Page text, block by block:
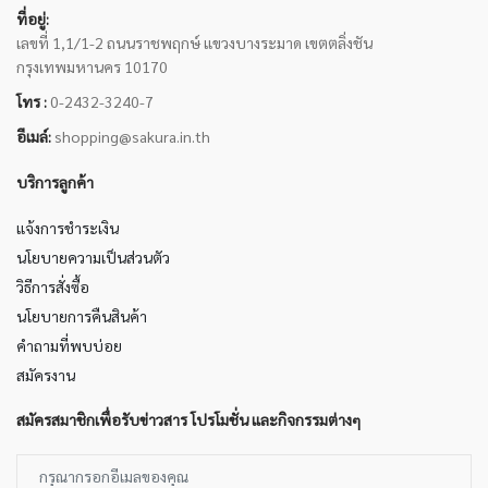
ที่อยู่:
เลขที่ 1,1/1-2 ถนนราชพฤกษ์ แขวงบางระมาด เขตตลิ่งชัน
กรุงเทพมหานคร 10170
โทร : 0-2432-3240-7
อีเมล์: shopping@sakura.in.th
บริการลูกค้า
แจ้งการชำระเงิน
นโยบายความเป็นส่วนตัว
วิธีการสั่งซื้อ
นโยบายการคืนสินค้า
คำถามที่พบบ่อย
สมัครงาน
สมัครสมาชิกเพื่อรับข่าวสาร โปรโมชั่น และกิจกรรมต่างๆ